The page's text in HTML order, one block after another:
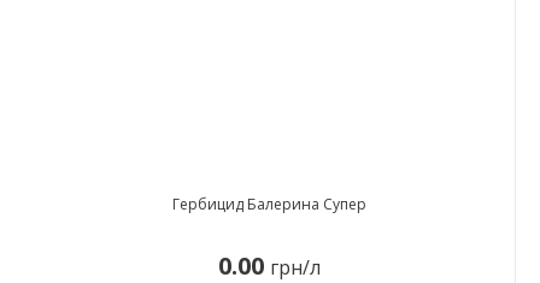
Гербицид Балерина Супер
0.00 грн/л